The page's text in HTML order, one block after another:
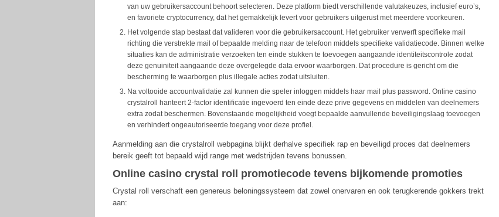
van uw gebruikersaccount behoort selecteren. Deze platform biedt verschillende valutakeuzes, inclusief euro’s,
en favoriete cryptocurrency, dat het gemakkelijk levert voor gebruikers uitgerust met meerdere voorkeuren.
Het volgende stap bestaat dat valideren voor die gebruikersaccount. Het gebruiker verwerft specifieke mail
richting die verstrekte mail of bepaalde melding naar de telefoon middels specifieke validatiecode. Binnen welke
situaties kan de administratie verzoeken ten einde stukken te toevoegen aangaande identiteitscontrole zodat
deze genuiniteit aangaande deze overgelegde data ervoor waarborgen. Dat procedure is gericht om die
bescherming te waarborgen plus illegale acties zodat uitsluiten.
Na voltooide accountvalidatie zal kunnen die speler inloggen middels haar mail plus password. Online casino
crystalroll hanteert 2-factor identificatie ingevoerd ten einde deze prive gegevens en middelen van deelnemers
extra zodat beschermen. Bovenstaande mogelijkheid voegt bepaalde aanvullende beveiligingslaag toevoegen
en verhindert ongeautoriseerde toegang voor deze profiel.
Aanmelding aan die crystalroll webpagina blijkt derhalve specifiek rap en beveiligd proces dat deelnemers
bereik geeft tot bepaald wijd range met wedstrijden tevens bonussen.
Online casino crystal roll promotiecode tevens bijkomende promoties
Crystal roll verschaft een genereus beloningssysteem dat zowel onervaren en ook terugkerende gokkers trekt
aan: